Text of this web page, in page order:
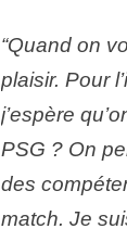
“Quand on
plaisir. Pour
j’espère
PSG ? On
des
match. Je